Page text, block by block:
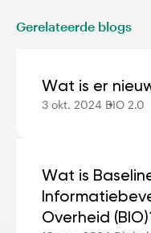
Gerelateerde blogs
Wat is er
3 okt. 2024 BIO 2.0
Wat is
Overheid